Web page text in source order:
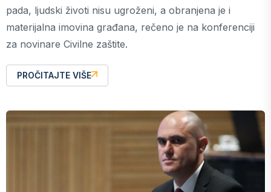
pada, ljudski životi nisu ugroženi, a obranjena je i
materijalna imovina građana, rečeno je na konferenciji
za novinare Civilne zaštite.
PROČITAJTE VIŠE